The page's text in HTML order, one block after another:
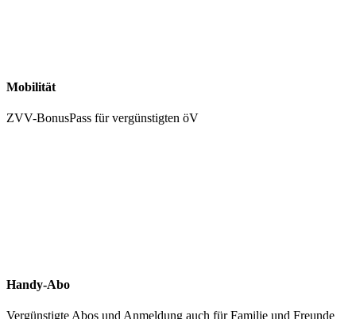
Mobilität
ZVV-BonusPass für vergünstigten öV
Handy-Abo
Vergünstigte Abos und Anmeldung auch für Familie und Freunde